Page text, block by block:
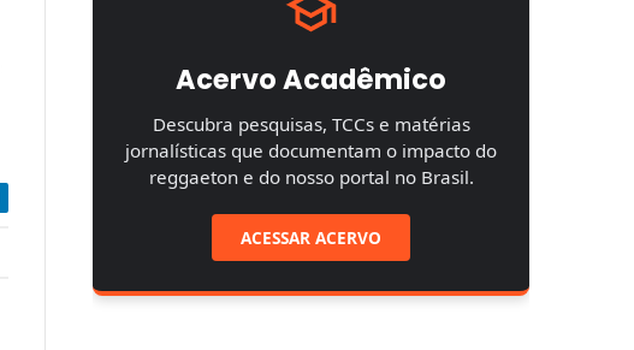
Acervo Acadêmico
Descubra pesquisas, TCCs e matérias
jornalísticas que documentam o impacto do
reggaeton e do nosso portal no Brasil.
ACESSAR ACERVO